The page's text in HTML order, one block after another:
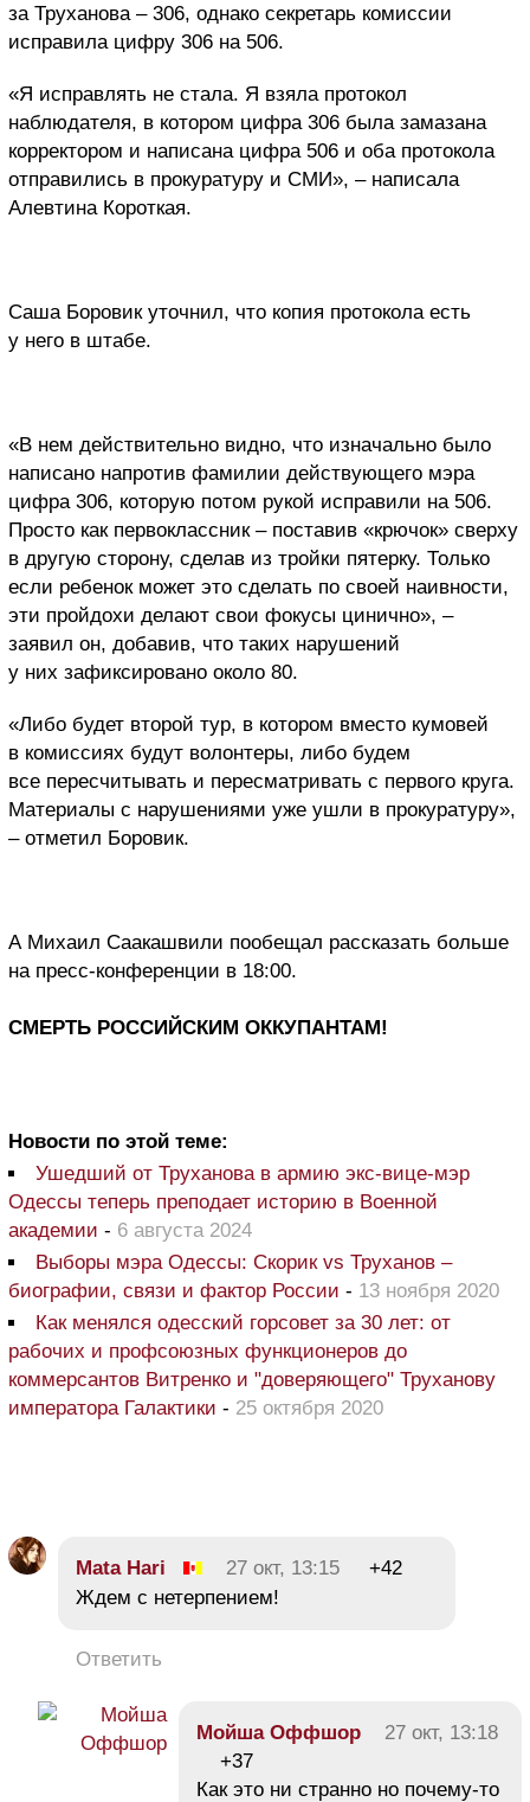
за Труханова – 306, однако секретарь комиссии
исправила цифру 306 на 506.
«Я исправлять не стала. Я взяла протокол
наблюдателя, в котором цифра 306 была замазана
корректором и написана цифра 506 и оба протокола
отправились в прокуратуру и СМИ», – написала
Алевтина Короткая.
Саша Боровик уточнил, что копия протокола есть
у него в штабе.
«В нем действительно видно, что изначально было
написано напротив фамилии действующего мэра
цифра 306, которую потом рукой исправили на 506.
Просто как первоклассник – поставив «крючок» сверху
в другую сторону, сделав из тройки пятерку. Только
если ребенок может это сделать по своей наивности,
эти пройдохи делают свои фокусы цинично», –
заявил он, добавив, что таких нарушений
у них зафиксировано около 80.
«Либо будет второй тур, в котором вместо кумовей
в комиссиях будут волонтеры, либо будем
все пересчитывать и пересматривать с первого круга.
Материалы с нарушениями уже ушли в прокуратуру»,
– отметил Боровик.
А Михаил Саакашвили пообещал рассказать больше
на пресс-конференции в 18:00.
СМЕРТЬ РОССИЙСКИМ ОККУПАНТАМ!
Новости по этой теме:
Ушедший от Труханова в армию экс-вице-мэр
Одессы теперь преподает историю в Военной
академии - 6 августа 2024
Выборы мэра Одессы: Скорик vs Труханов –
биографии, связи и фактор России - 13 ноября 2020
Как менялся одесский горсовет за 30 лет: от
рабочих и профсоюзных функционеров до
коммерсантов Витренко и "доверяющего" Труханову
императора Галактики - 25 октября 2020
Mata Hari 27 окт, 13:15
+42
Ждем с нетерпением!
Ответить
Мойша Оффшор
27 окт, 13:18
+37
Как это ни странно но почему-то